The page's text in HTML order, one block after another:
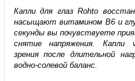
Капли для глаз Rohto
насыщают витамином В6 и
секунды вы почувствуете
снятие напряжения. Капли
зрения после длительной
водно-солевой баланс.